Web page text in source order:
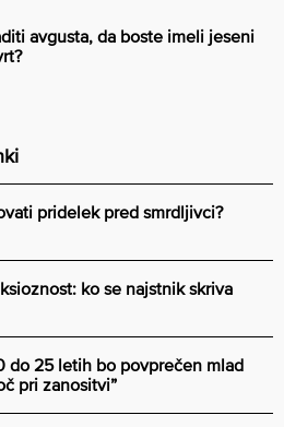
avgusta, da boste imeli jeseni
pridelek pred smrdljivci?
ko se najstnik skriva
do 25 letih bo povprečen mlad
pri zanositvi”